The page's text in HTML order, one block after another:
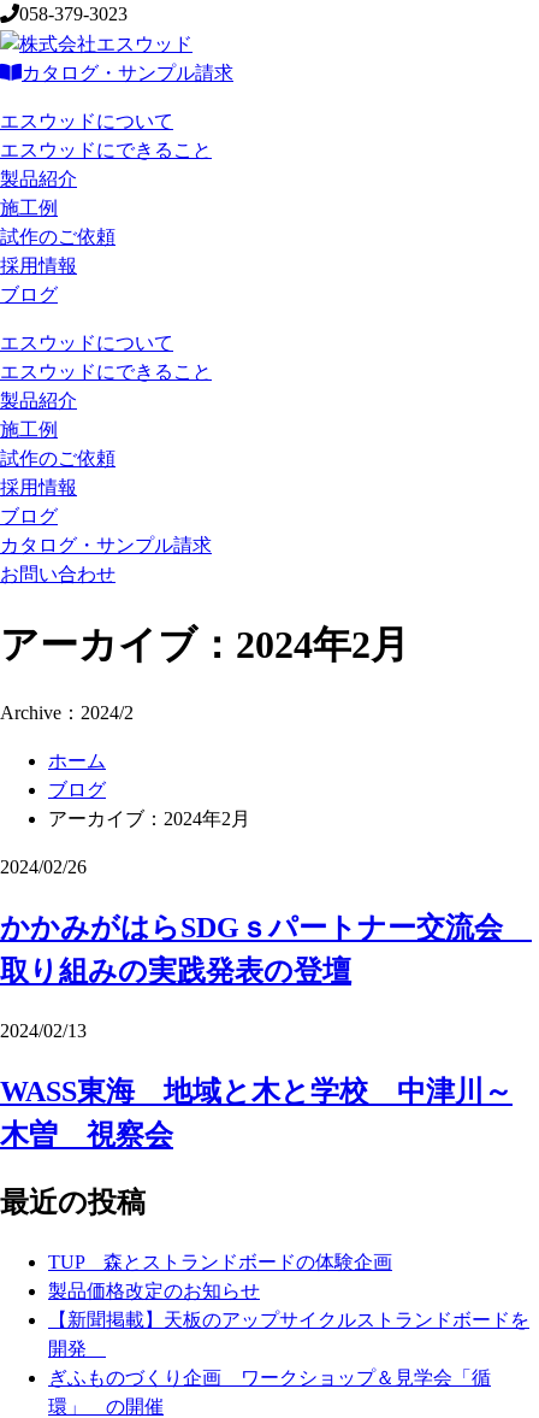
058-379-3023
カタログ・サンプル請求
エスウッドについて
エスウッドにできること
製品紹介
施工例
試作のご依頼
採用情報
ブログ
エスウッドについて
エスウッドにできること
製品紹介
施工例
試作のご依頼
採用情報
ブログ
カタログ・サンプル請求
お問い合わせ
アーカイブ：2024年2月
Archive：2024/2
ホーム
ブログ
アーカイブ：2024年2月
2024/02/26
かかみがはらSDGｓパートナー交流会
取り組みの実践発表の登壇
2024/02/13
WASS東海 地域と木と学校 中津川～
木曽 視察会
最近の投稿
TUP 森とストランドボードの体験企画
製品価格改定のお知らせ
【新聞掲載】天板のアップサイクルストランドボードを
開発
ぎふものづくり企画 ワークショップ＆見学会「循
環」 の開催